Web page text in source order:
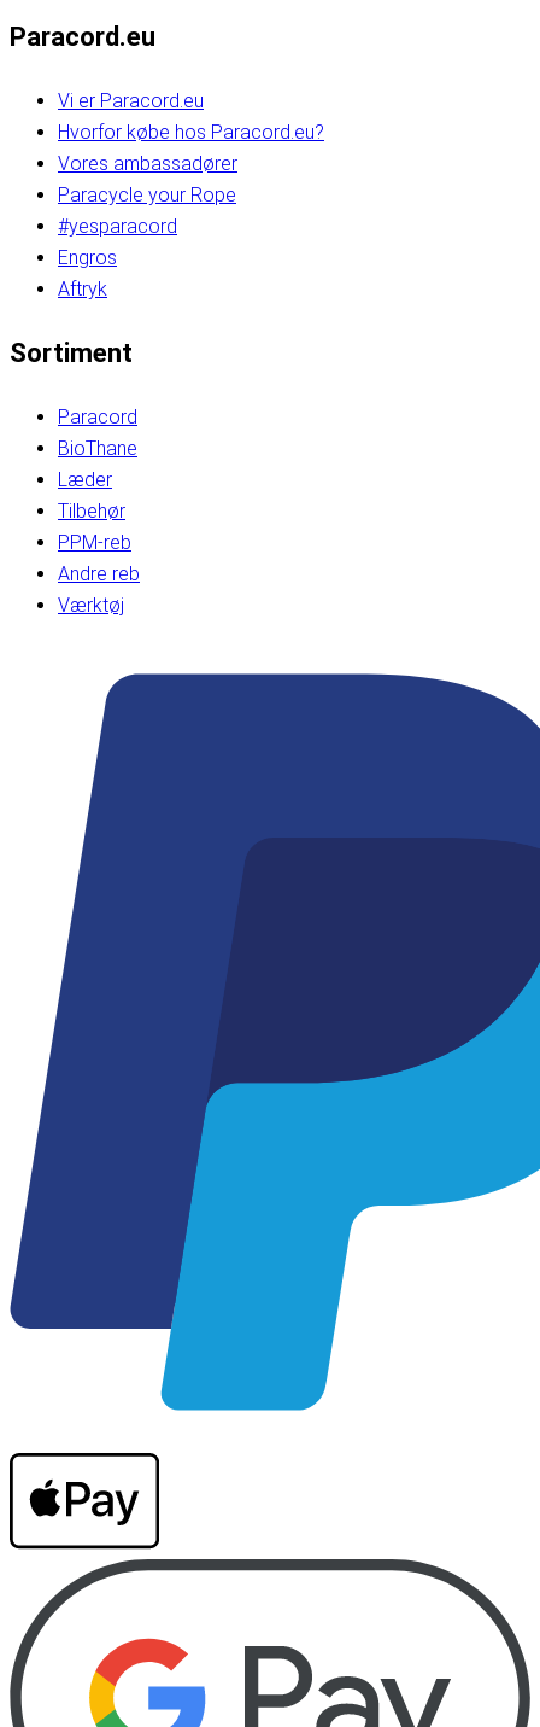
Paracord.eu
Vi er Paracord.eu
Hvorfor købe hos Paracord.eu?
Vores ambassadører
Paracycle your Rope
#yesparacord
Engros
Aftryk
Sortiment
Paracord
BioThane
Læder
Tilbehør
PPM-reb
Andre reb
Værktøj